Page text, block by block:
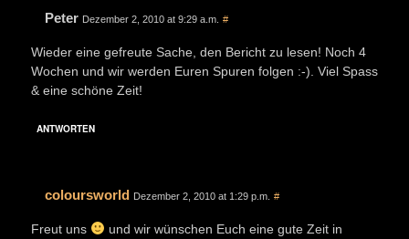
Peter Dezember 2, 2010 at 9:29 a.m. #
Wieder eine gefreute Sache, den Bericht zu lesen! Noch 4
Wochen und wir werden Euren Spuren folgen :-). Viel Spass
& eine schöne Zeit!
ANTWORTEN
coloursworld Dezember 2, 2010 at 1:29 p.m. #
Freut uns
und wir wünschen Euch eine gute Zeit in